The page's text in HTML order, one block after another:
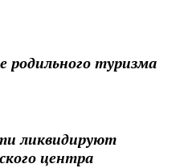
родильного туризма
ликвидируют
центра